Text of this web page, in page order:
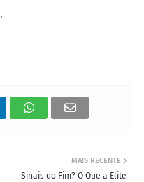
.
MAIS RECENTE
Sinais do Fim? O Que a Elite